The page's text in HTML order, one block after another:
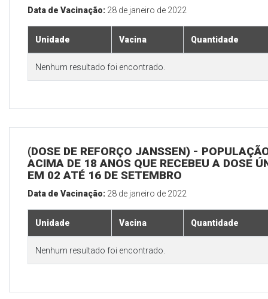
Data de Vacinação: 28 de janeiro de 2022
Unidade Vacina Quantidade
Nenhum resultado foi encontrado.
(DOSE DE REFORÇO JANSSEN) -
ACIMA DE 18 ANOS QUE RECEBEU A DOSE
EM 02 ATÉ 16 DE SETEMBRO
Data de Vacinação: 28 de janeiro de 2022
Unidade Vacina Quantidade
Nenhum resultado foi encontrado.